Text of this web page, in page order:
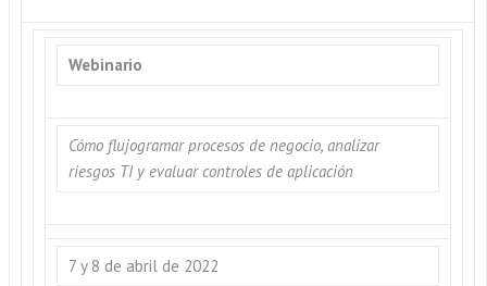
Webinario
Cómo flujogramar procesos de negocio, analizar
riesgos TI y evaluar controles de aplicación
7 y 8 de abril de 2022